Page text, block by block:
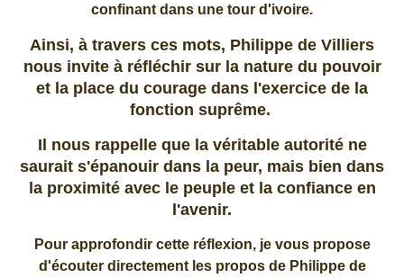
confinant dans une tour d'ivoire.​
Ainsi, à travers ces mots, Philippe de Villiers
nous invite à réfléchir sur la nature du pouvoir
et la place du courage dans l'exercice de la
fonction suprême.
Il nous rappelle que la véritable autorité ne
saurait s'épanouir dans la peur, mais bien dans
la proximité avec le peuple et la confiance en
l'avenir.​
Pour approfondir cette réflexion, je vous propose
d'écouter directement les propos de Philippe de